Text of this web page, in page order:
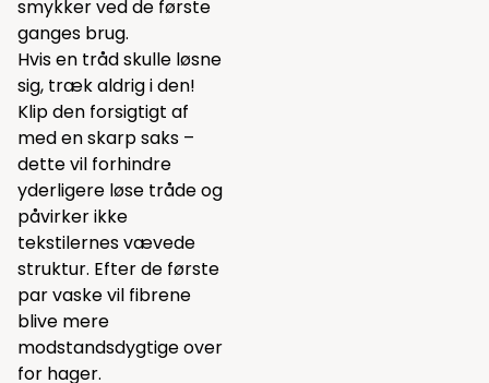
smykker ved de første
ganges brug.
Hvis en tråd skulle løsne
sig, træk aldrig i den!
Klip den forsigtigt af
med en skarp saks –
dette vil forhindre
yderligere løse tråde og
påvirker ikke
tekstilernes vævede
struktur. Efter de første
par vaske vil fibrene
blive mere
modstandsdygtige over
for hager.